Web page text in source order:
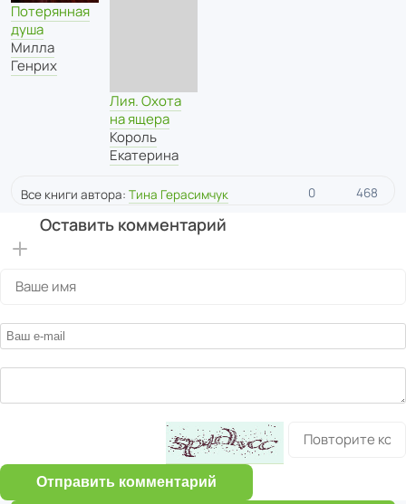
Потерянная
душа
Милла
Генрих
Лия. Охота
на ящера
Король
Екатерина
Все книги автора: Тина Герасимчук 0 468
Оставить комментарий
Отправить комментарий